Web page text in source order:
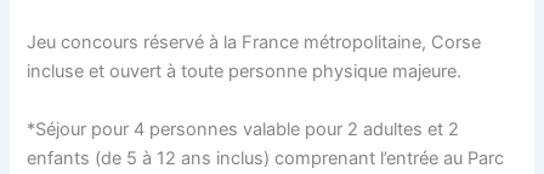
Jeu concours réservé à la France métropolitaine, Corse
incluse et ouvert à toute personne physique majeure.
*Séjour pour 4 personnes valable pour 2 adultes et 2
enfants (de 5 à 12 ans inclus) comprenant l’entrée au Parc